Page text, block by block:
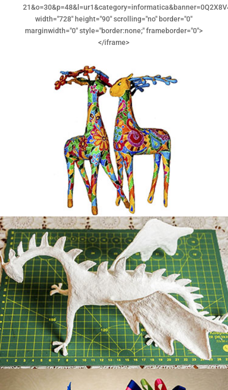
width="728" height="90" scrolling="no" border="0"
marginwidth="0" style="border:none;" frameborder="0">
</iframe>